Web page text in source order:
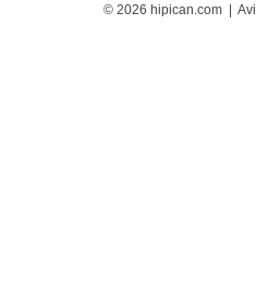
© 2026 hipican.com |